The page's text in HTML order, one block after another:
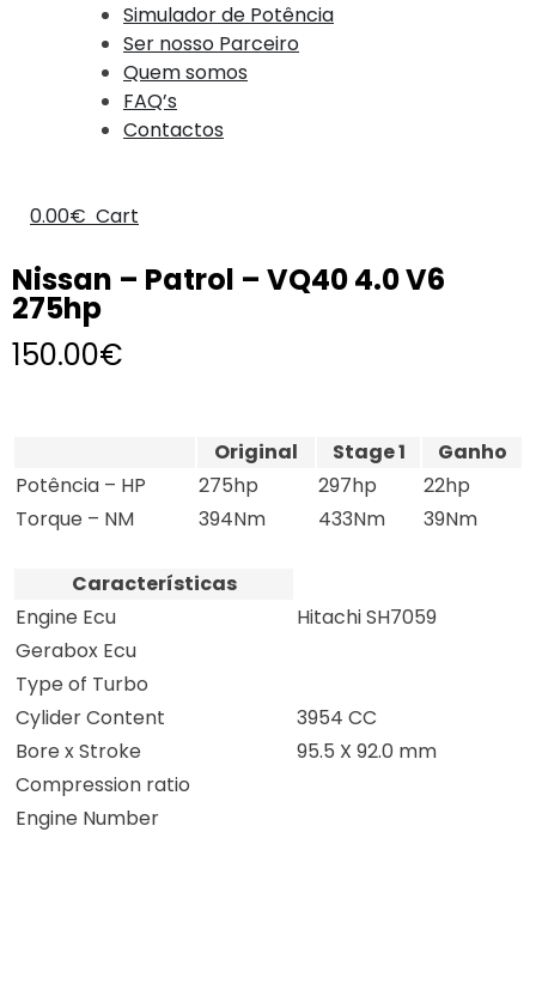
Simulador de Potência
Ser nosso Parceiro
Quem somos
FAQ’s
Contactos
0.00€ Cart
Nissan – Patrol – VQ40 4.0 V6
275hp
150.00€
Original Stage 1
Ganho
Potência – HP
275hp 297hp
22hp
Torque – NM
394Nm 433Nm 39Nm
Características
Engine Ecu
Hitachi SH7059
Gerabox Ecu
Type of Turbo
Cylider Content
3954 CC
Bore x Stroke
95.5 X 92.0 mm
Compression ratio
Engine Number